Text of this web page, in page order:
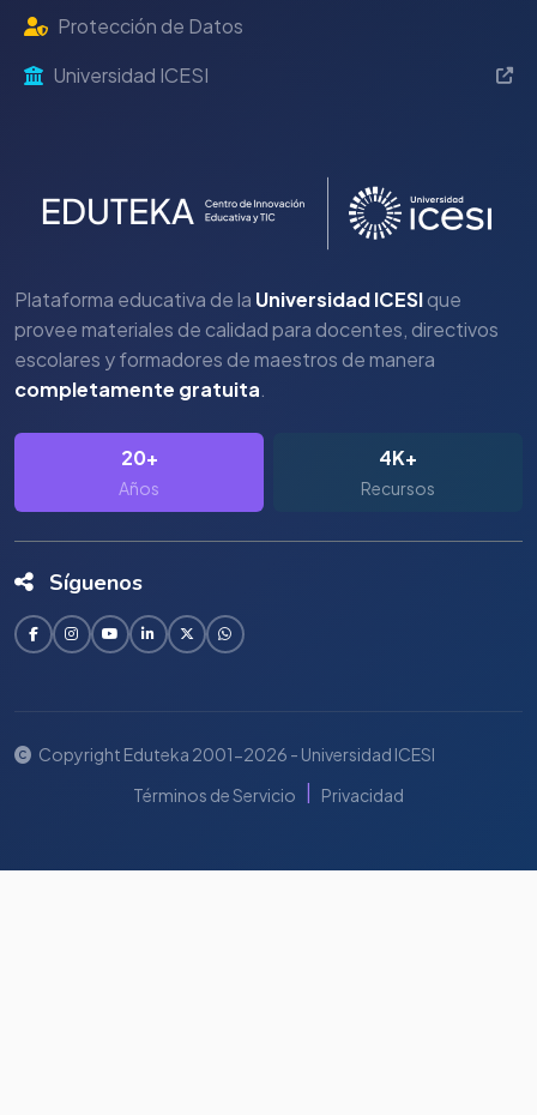
Protección de Datos
Universidad ICESI
Plataforma educativa de la Universidad ICESIque
provee materiales de calidad para docentes, directivos
escolares y formadores de maestros de manera
completamente gratuita.
20+
Años
4K+
Recursos
Síguenos
Copyright Eduteka 2001-2026 - Universidad ICESI
Términos de Servicio
Privacidad